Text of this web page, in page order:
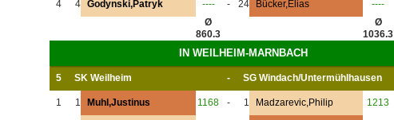
4 4 Godynski,Patryk ---- - 24 Bücker,Elias ----
Ø
860.3
Ø
1036.3
IN WEILHEIM-MARNBACH
5 SK Weilheim - SG Windach/Untermühlhausen
1 1 Muhl,Justinus 1168 - 1 Madzarevic,Philip 1213